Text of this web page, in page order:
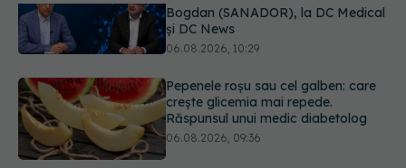
Pepenele roșu sau cel galben: care
crește glicemia mai repede.
06.08.2026, 09:36
Adevărul despre tratamentul cu
doze mari de Vitamina D în cancerul